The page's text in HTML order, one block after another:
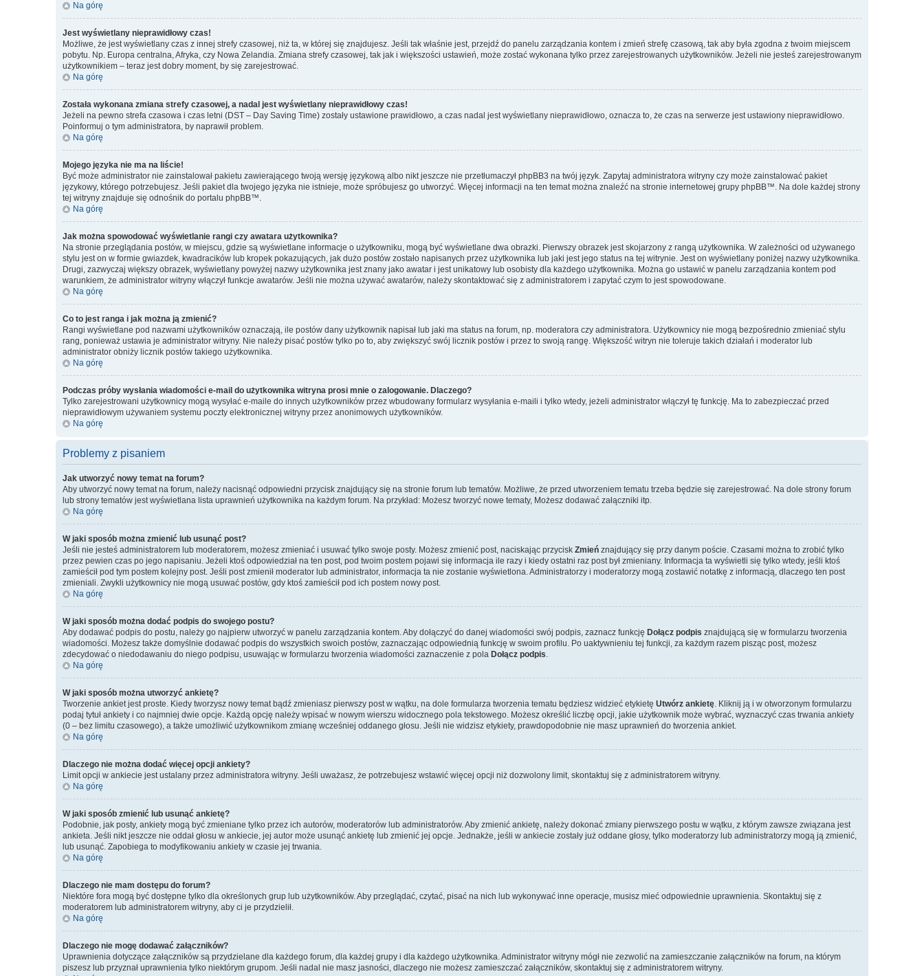
Na górę
Jest wyświetlany nieprawidłowy czas!
Możliwe, że jest wyświetlany czas z innej strefy czasowej, niż ta, w której się znajdujesz. Jeśli tak właśnie jest, przejdź do panelu zarządzania kontem i zmień strefę czasową, tak aby była zgodna z twoim miejscem
pobytu. Np. Europa centralna, Afryka, czy Nowa Zelandia. Zmiana strefy czasowej, tak jak i większości ustawień, może zostać wykonana tylko przez zarejestrowanych użytkowników. Jeżeli nie jesteś zarejestrowanym
użytkownikiem – teraz jest dobry moment, by się zarejestrować.
Na górę
Została wykonana zmiana strefy czasowej, a nadal jest wyświetlany nieprawidłowy czas!
Jeżeli na pewno strefa czasowa i czas letni (DST – Day Saving Time) zostały ustawione prawidłowo, a czas nadal jest wyświetlany nieprawidłowo, oznacza to, że czas na serwerze jest ustawiony nieprawidłowo.
Poinformuj o tym administratora, by naprawił problem.
Na górę
Mojego języka nie ma na liście!
Być może administrator nie zainstalował pakietu zawierającego twoją wersję językową albo nikt jeszcze nie przetłumaczył phpBB3 na twój język. Zapytaj administratora witryny czy może zainstalować pakiet
językowy, którego potrzebujesz. Jeśli pakiet dla twojego języka nie istnieje, może spróbujesz go utworzyć. Więcej informacji na ten temat można znaleźć na stronie internetowej grupy phpBB™. Na dole każdej strony
tej witryny znajduje się odnośnik do portalu phpBB™.
Na górę
Jak można spowodować wyświetlanie rangi czy awatara użytkownika?
Na stronie przeglądania postów, w miejscu, gdzie są wyświetlane informacje o użytkowniku, mogą być wyświetlane dwa obrazki. Pierwszy obrazek jest skojarzony z rangą użytkownika. W zależności od używanego
stylu jest on w formie gwiazdek, kwadracików lub kropek pokazujących, jak dużo postów zostało napisanych przez użytkownika lub jaki jest jego status na tej witrynie. Jest on wyświetlany poniżej nazwy użytkownika.
Drugi, zazwyczaj większy obrazek, wyświetlany powyżej nazwy użytkownika jest znany jako awatar i jest unikatowy lub osobisty dla każdego użytkownika. Można go ustawić w panelu zarządzania kontem pod
warunkiem, że administrator witryny włączył funkcje awatarów. Jeśli nie można używać awatarów, należy skontaktować się z administratorem i zapytać czym to jest spowodowane.
Na górę
Co to jest ranga i jak można ją zmienić?
Rangi wyświetlane pod nazwami użytkowników oznaczają, ile postów dany użytkownik napisał lub jaki ma status na forum, np. moderatora czy administratora. Użytkownicy nie mogą bezpośrednio zmieniać stylu
rang, ponieważ ustawia je administrator witryny. Nie należy pisać postów tylko po to, aby zwiększyć swój licznik postów i przez to swoją rangę. Większość witryn nie toleruje takich działań i moderator lub
administrator obniży licznik postów takiego użytkownika.
Na górę
Podczas próby wysłania wiadomości e-mail do użytkownika witryna prosi mnie o zalogowanie. Dlaczego?
Tylko zarejestrowani użytkownicy mogą wysyłać e-maile do innych użytkowników przez wbudowany formularz wysyłania e-maili i tylko wtedy, jeżeli administrator włączył tę funkcję. Ma to zabezpieczać przed
nieprawidłowym używaniem systemu poczty elektronicznej witryny przez anonimowych użytkowników.
Na górę
Problemy z pisaniem
Jak utworzyć nowy temat na forum?
Aby utworzyć nowy temat na forum, należy nacisnąć odpowiedni przycisk znajdujący się na stronie forum lub tematów. Możliwe, że przed utworzeniem tematu trzeba będzie się zarejestrować. Na dole strony forum
lub strony tematów jest wyświetlana lista uprawnień użytkownika na każdym forum. Na przykład: Możesz tworzyć nowe tematy, Możesz dodawać załączniki itp.
Na górę
W jaki sposób można zmienić lub usunąć post?
Jeśli nie jesteś administratorem lub moderatorem, możesz zmieniać i usuwać tylko swoje posty. Możesz zmienić post, naciskając przycisk Zmieńznajdujący się przy danym poście. Czasami można to zrobić tylko
przez pewien czas po jego napisaniu. Jeżeli ktoś odpowiedział na ten post, pod twoim postem pojawi się informacja ile razy i kiedy ostatni raz post był zmieniany. Informacja ta wyświetli się tylko wtedy, jeśli ktoś
zamieścił pod tym postem kolejny post. Jeśli post zmienił moderator lub administrator, informacja ta nie zostanie wyświetlona. Administratorzy i moderatorzy mogą zostawić notatkę z informacją, dlaczego ten post
zmieniali. Zwykli użytkownicy nie mogą usuwać postów, gdy ktoś zamieścił pod ich postem nowy post.
Na górę
W jaki sposób można dodać podpis do swojego postu?
Aby dodawać podpis do postu, należy go najpierw utworzyć w panelu zarządzania kontem. Aby dołączyć do danej wiadomości swój podpis, zaznacz funkcję Dołącz podpis znajdującą się w formularzu tworzenia
wiadomości. Możesz także domyślnie dodawać podpis do wszystkich swoich postów, zaznaczając odpowiednią funkcję w swoim profilu. Po uaktywnieniu tej funkcji, za każdym razem pisząc post, możesz
zdecydować o niedodawaniu do niego podpisu, usuwając w formularzu tworzenia wiadomości zaznaczenie z pola Dołącz podpis.
Na górę
W jaki sposób można utworzyć ankietę?
Tworzenie ankiet jest proste. Kiedy tworzysz nowy temat bądź zmieniasz pierwszy post w wątku, na dole formularza tworzenia tematu będziesz widzieć etykietę Utwórz ankietę. Kliknij ją i w otworzonym formularzu
podaj tytuł ankiety i co najmniej dwie opcje. Każdą opcję należy wpisać w nowym wierszu widocznego pola tekstowego. Możesz określić liczbę opcji, jakie użytkownik może wybrać, wyznaczyć czas trwania ankiety
(0 – bez limitu czasowego), a także umożliwić użytkownikom zmianę wcześniej oddanego głosu. Jeśli nie widzisz etykiety, prawdopodobnie nie masz uprawnień do tworzenia ankiet.
Na górę
Dlaczego nie można dodać więcej opcji ankiety?
Limit opcji w ankiecie jest ustalany przez administratora witryny. Jeśli uważasz, że potrzebujesz wstawić więcej opcji niż dozwolony limit, skontaktuj się z administratorem witryny.
Na górę
W jaki sposób zmienić lub usunąć ankietę?
Podobnie, jak posty, ankiety mogą być zmieniane tylko przez ich autorów, moderatorów lub administratorów. Aby zmienić ankietę, należy dokonać zmiany pierwszego postu w wątku, z którym zawsze związana jest
ankieta. Jeśli nikt jeszcze nie oddał głosu w ankiecie, jej autor może usunąć ankietę lub zmienić jej opcje. Jednakże, jeśli w ankiecie zostały już oddane głosy, tylko moderatorzy lub administratorzy mogą ją zmienić,
lub usunąć. Zapobiega to modyfikowaniu ankiety w czasie jej trwania.
Na górę
Dlaczego nie mam dostępu do forum?
Niektóre fora mogą być dostępne tylko dla określonych grup lub użytkowników. Aby przeglądać, czytać, pisać na nich lub wykonywać inne operacje, musisz mieć odpowiednie uprawnienia. Skontaktuj się z
moderatorem lub administratorem witryny, aby ci je przydzielił.
Na górę
Dlaczego nie mogę dodawać załączników?
Uprawnienia dotyczące załączników są przydzielane dla każdego forum, dla każdej grupy i dla każdego użytkownika. Administrator witryny mógł nie zezwolić na zamieszczanie załączników na forum, na którym
piszesz lub przyznał uprawnienia tylko niektórym grupom. Jeśli nadal nie masz jasności, dlaczego nie możesz zamieszczać załączników, skontaktuj się z administratorem witryny.